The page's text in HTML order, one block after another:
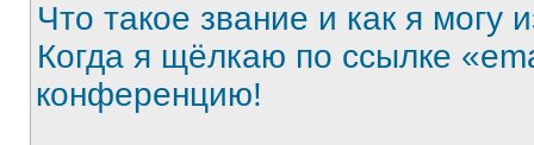
Что такое звание и как я могу
Когда я щёлкаю по ссылке
конференцию!